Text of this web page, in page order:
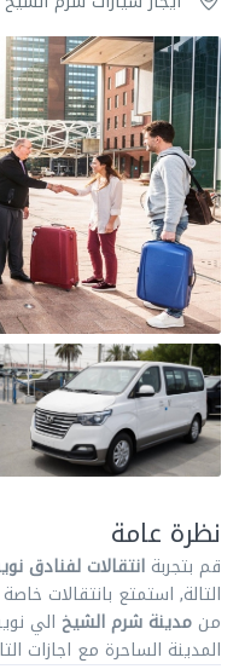
نظرة عامة
قم بتجربةانتقالات لفنادق
التالة, استمتع بانتقالات
من مدينة شرم الشيخ الي
المدينة الساحرة مع اجازات